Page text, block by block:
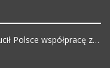
Polsce współpracę z…